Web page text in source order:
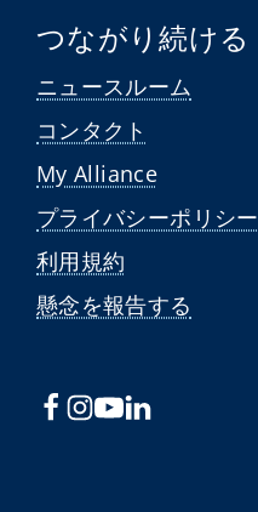
つながり続ける
ニュースルーム
コンタクト
My Alliance
プライバシーポリシー
利用規約
懸念を報告する